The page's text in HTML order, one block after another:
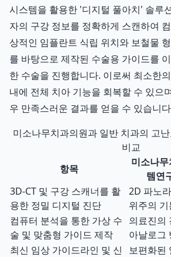
시스템을 활용한 '디지털 풀아치' 솔루
자의 구강 정보를 정확하게 스캔하여
상적인 임플란트 식립 위치와 보철물
를 바탕으로 제작된 수술용 가이드를
한 수술을 진행합니다. 이로써 최소한
내에 전체 치아 기능을 회복할 수 있으
우 만족스러운 결과를 얻을 수 있습니
미소나무치과의원과 일반 치과의 고
비교
항목
미소나
템연
3D-CT 및 구강 스캐너를 활
용한 정밀 디지털 진단
2D 파노
위주의
컴퓨터 분석을 통한 가상 수
술 및 맞춤형 가이드 제작
의료진의
아날로그
최신 임상 가이드라인 및 신
보편화된